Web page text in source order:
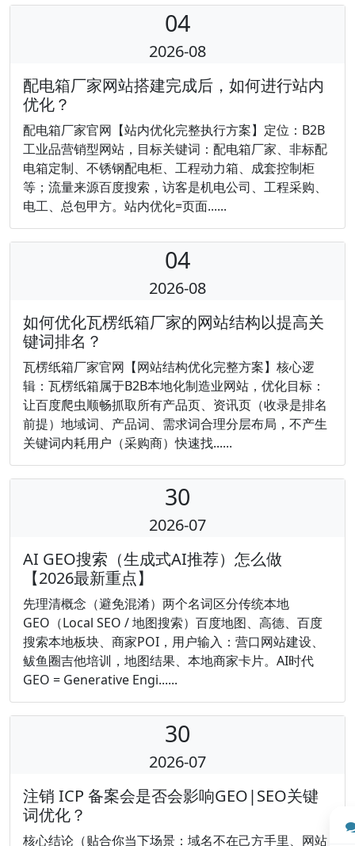
04
2026-08
配电箱厂家网站搭建完成后，如何进行站内
优化？
配电箱厂家官网【站内优化完整执行方案】定位：B2B
工业品营销型网站，目标关键词：配电箱厂家、非标配
电箱定制、不锈钢配电柜、工程动力箱、成套控制柜
等；流量来源百度搜索，访客是机电公司、工程采购、
电工、总包甲方。站内优化=页面......
04
2026-08
如何优化瓦楞纸箱厂家的网站结构以提高关
键词排名？
瓦楞纸箱厂家官网【网站结构优化完整方案】核心逻
辑：瓦楞纸箱属于B2B本地化制造业网站，优化目标：
让百度爬虫顺畅抓取所有产品页、资讯页（收录是排名
前提）地域词、产品词、需求词合理分层布局，不产生
关键词内耗用户（采购商）快速找......
30
2026-07
AI GEO搜索（生成式AI推荐）怎么做
【2026最新重点】
先理清概念（避免混淆）两个名词区分传统本地
GEO（Local SEO / 地图搜索）百度地图、高德、百度
搜索本地板块、商家POI，用户输入：营口网站建设、
鲅鱼圈吉他培训，地图结果、本地商家卡片。AI时代
GEO = Generative Engi......
30
2026-07
注销 ICP 备案会是否会影响GEO|SEO关键
词优化？
核心结论（贴合你当下场景：域名不在己方手里、网站